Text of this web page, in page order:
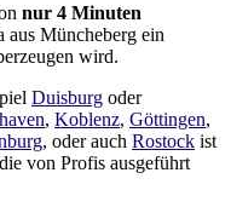
nur 4 Minuten
aus Müncheberg ein
wird.
Duisburg oder
, Koblenz, Göttingen,
, oder auch Rostock ist
von Profis ausgeführt